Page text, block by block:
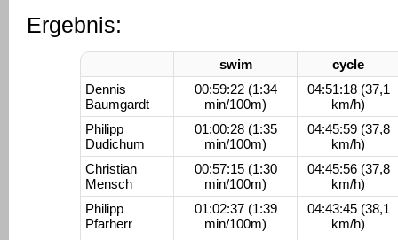
Ergebnis:
swim
cycle
Dennis
Baumgardt
00:59:22 (1:34
min/100m)
04:51:18 (37,1
km/h)
Philipp
Dudichum
01:00:28 (1:35
min/100m)
04:45:59 (37,8
km/h)
Christian
Mensch
00:57:15 (1:30
min/100m)
04:45:56 (37,8
km/h)
Philipp
Pfarherr
01:02:37 (1:39
min/100m)
04:43:45 (38,1
km/h)